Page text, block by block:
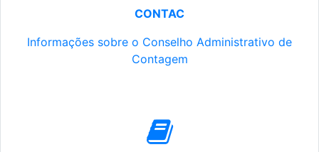
CONTAC
Informações sobre o Conselho Administrativo de
Contagem